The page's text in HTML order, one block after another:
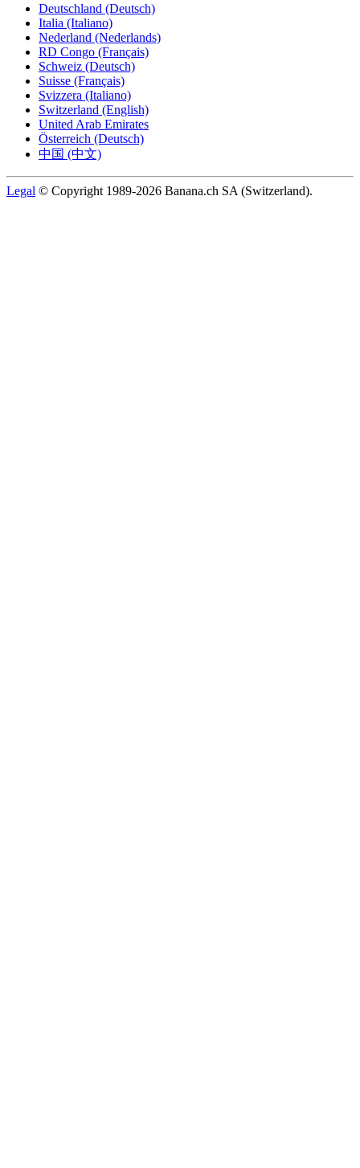
Deutschland (Deutsch)
Italia (Italiano)
Nederland (Nederlands)
RD Congo (Français)
Schweiz (Deutsch)
Suisse (Français)
Svizzera (Italiano)
Switzerland (English)
United Arab Emirates
Österreich (Deutsch)
中国 (中文)
Legal © Copyright 1989-2026 Banana.ch SA (Switzerland).